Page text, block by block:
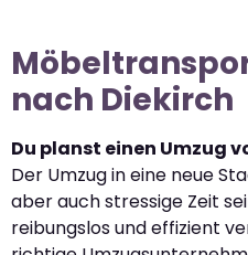
nach Diekirch
Du planst einen Umzug
Der Umzug in eine neue
aber auch stressige Zeit
reibungslos und effizient